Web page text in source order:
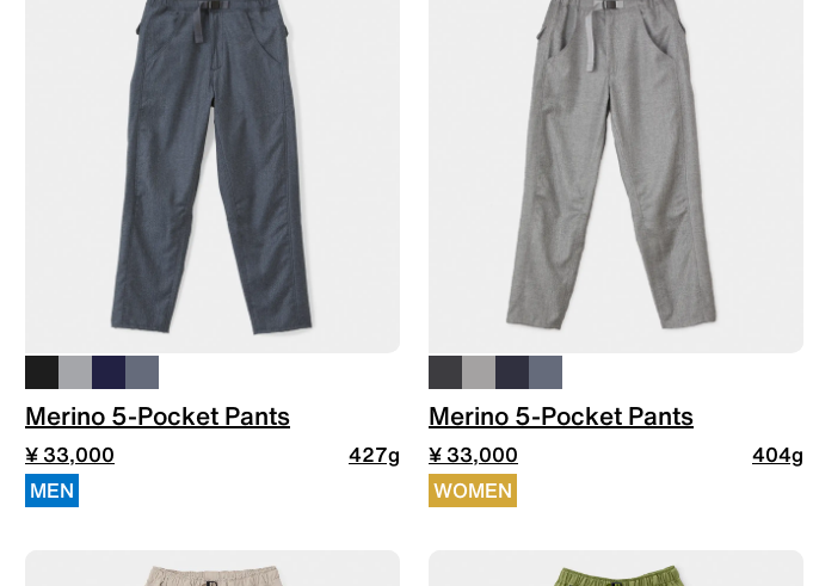
Merino 5-Pocket Pants
¥ 33,000
427g
MEN
Merino 5-Pocket Pants
¥ 33,000
404g
WOMEN